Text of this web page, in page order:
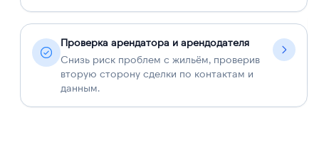
Проверка арендатора и арендодателя
Снизь риск проблем с жильём, проверив
вторую сторону сделки по контактам и
данным.